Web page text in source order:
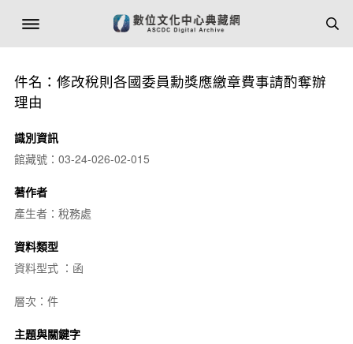
件名：修改稅則各國委員勳獎應繳章費事請酌奪辦
理由
識別資訊
館藏號：03-24-026-02-015
著作者
產生者：稅務處
資料類型
資料型式 ：函
層次：件
主題與關鍵字